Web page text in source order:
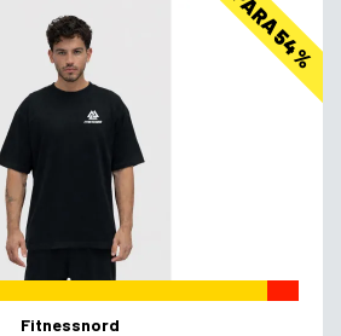
SPARA 54%
Fitnessnord